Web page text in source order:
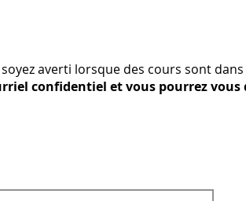
averti lorsque des cours sont
confidentiel et vous pourrez